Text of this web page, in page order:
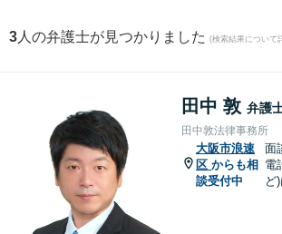
3 人の弁護士が見つかりました (検索結果について
田中 敦 弁護
田中敦法律事務所
大阪市浪速
区 からも相
談受付中
面
電
ど